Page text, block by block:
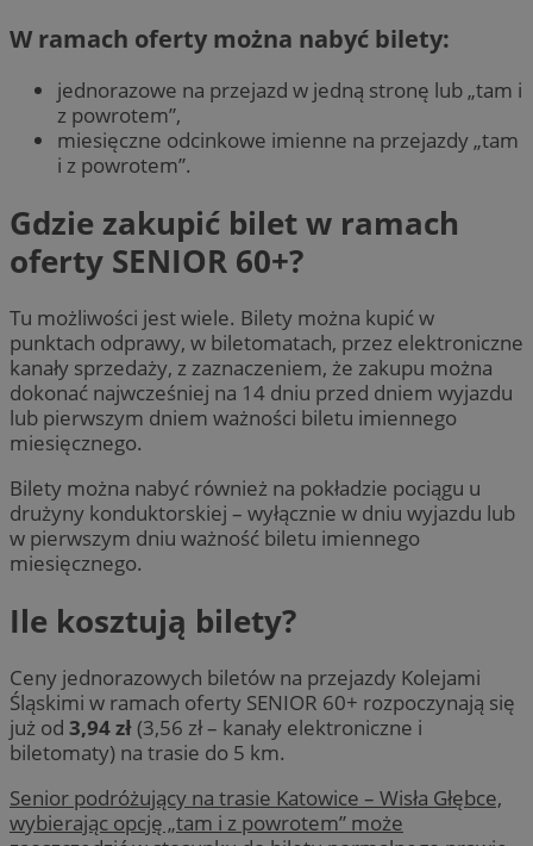
W ramach oferty można nabyć bilety:
jednorazowe na przejazd w jedną stronę lub „tam i
z powrotem”,
miesięczne odcinkowe imienne na przejazdy „tam
i z powrotem”.
Gdzie zakupić bilet w ramach
oferty SENIOR 60+?
Tu możliwości jest wiele. Bilety można kupić w
punktach odprawy, w biletomatach, przez elektroniczne
kanały sprzedaży, z zaznaczeniem, że zakupu można
dokonać najwcześniej na 14 dniu przed dniem wyjazdu
lub pierwszym dniem ważności biletu imiennego
miesięcznego.
Bilety można nabyć również na pokładzie pociągu u
drużyny konduktorskiej – wyłącznie w dniu wyjazdu lub
w pierwszym dniu ważność biletu imiennego
miesięcznego.
Ile kosztują bilety?
Ceny jednorazowych biletów na przejazdy Kolejami
Śląskimi w ramach oferty SENIOR 60+ rozpoczynają się
już od 3,94 zł(3,56 zł – kanały elektroniczne i
biletomaty) na trasie do 5 km.
Senior podróżujący na trasie Katowice – Wisła Głębce,
wybierając opcję „tam i z powrotem” może